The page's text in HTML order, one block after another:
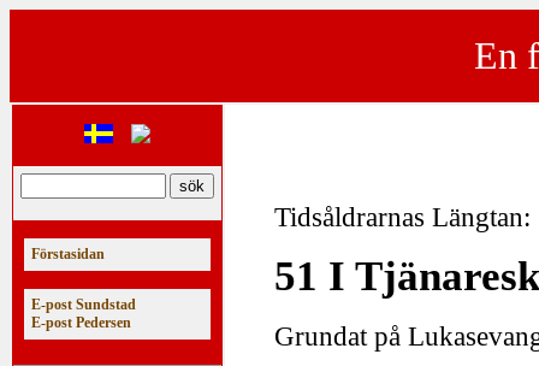
En
Förstasidan
E-post Sundstad
E-post Pedersen
Tidsåldrarnas Längtan:
51 I
Grundat på